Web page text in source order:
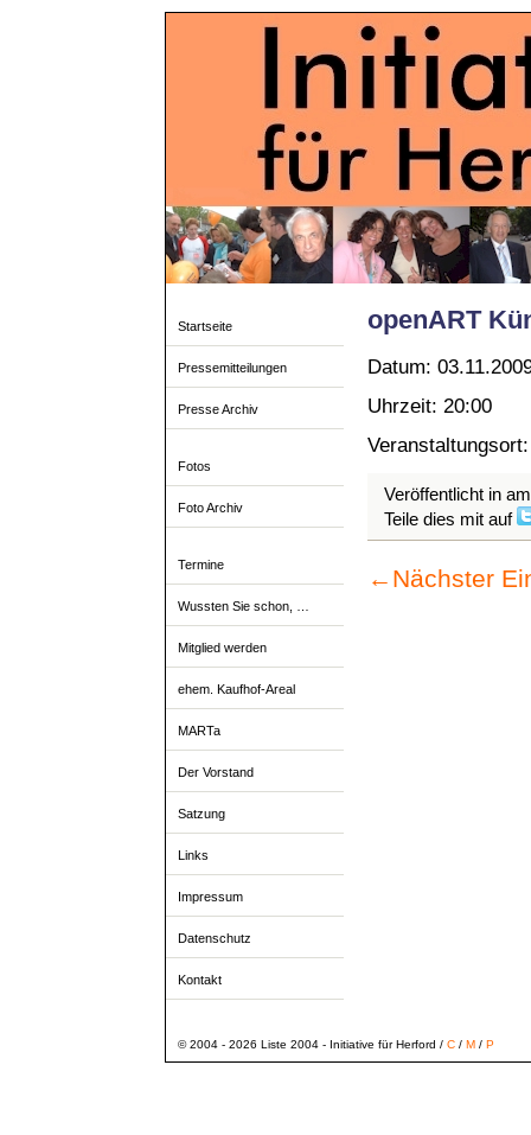
Startseite
Pressemitteilungen
Presse Archiv
Fotos
Foto Archiv
Termine
Wussten Sie schon, …
Mitglied werden
ehem. Kaufhof-Areal
MARTa
Der Vorstand
Satzung
Links
Impressum
Datenschutz
Kontakt
openART
Datum:
Uhrzeit: 20:00
Veröffentlicht in
Teile dies mit auf
← Nächster
© 2004 - 2026 Liste 2004 - Initiative für Herford / C/ M/ P